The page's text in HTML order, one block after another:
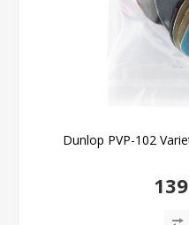
Dunlop PVP-102